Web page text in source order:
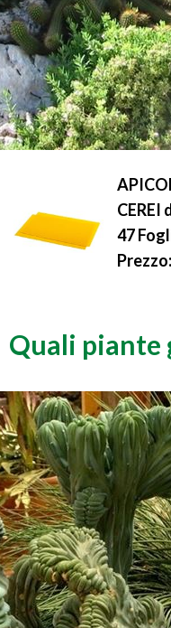
CEREI
47
Prezzo:
Quali piante